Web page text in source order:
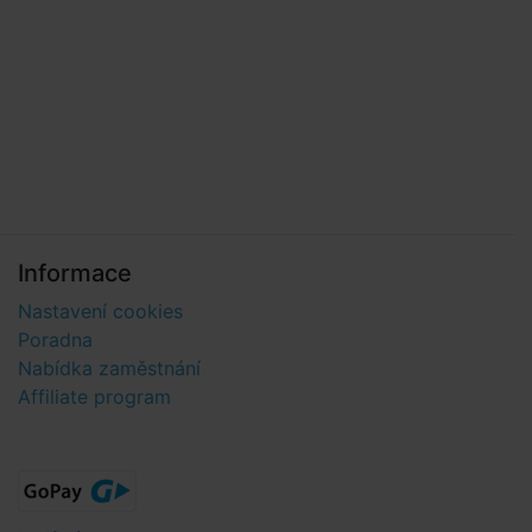
Informace
Nastavení cookies
Poradna
Nabídka zaměstnání
Affiliate program